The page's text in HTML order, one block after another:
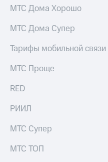
Рынок
Описание
Программа
Порядок
выкупа
Описание
Уведомление
МТС Дома Хорошо
МТС Дома Супер
Тарифы мобильной связи
МТС Проще
RED
РИИЛ
МТС Супер
МТС ТОП